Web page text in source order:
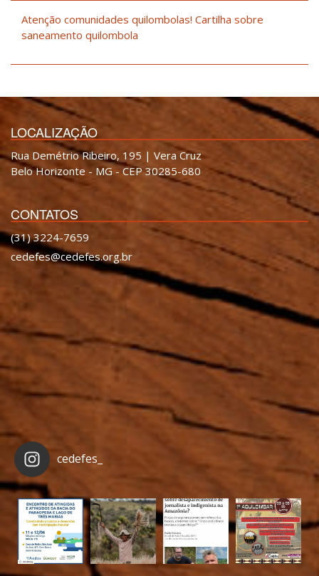
Atenção comunidades quilombolas! Cartilha sobre
saneamento quilombola
LOCALIZAÇÃO
Rua Demétrio Ribeiro, 195 | Vera Cruz
Belo Horizonte - MG - CEP 30285-680
CONTATOS
(31) 3224-7659
cedefes@cedefes.org.br
cedefes_